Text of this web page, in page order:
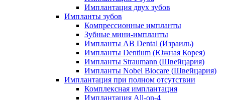
Имплантация двух зубов
Импланты зубов
Компрессионные импланты
Зубные мини-импланты
Импланты AB Dental (Израиль)
Импланты Dentium (Южная Корея)
Импланты Straumann (Швейцария)
Импланты Nobel Biocare (Швейцария)
Имплантация при полном отсутствии
Комплексная имплантация
Имплантация All-on-4